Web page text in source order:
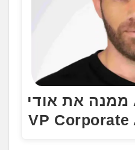
חברת AU10TIX ממנה את אודי